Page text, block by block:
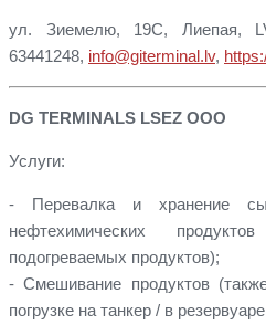
ул. Зиемелю, 19C, Лиепая,
63441248, info@giterminal.lv,
DG TERMINALS LSEZ ООО
Услуги:
- Перевалка и хранение
нефтехимических
подогреваемых продуктов);
- Смешивание продуктов
погрузке на танкер / в